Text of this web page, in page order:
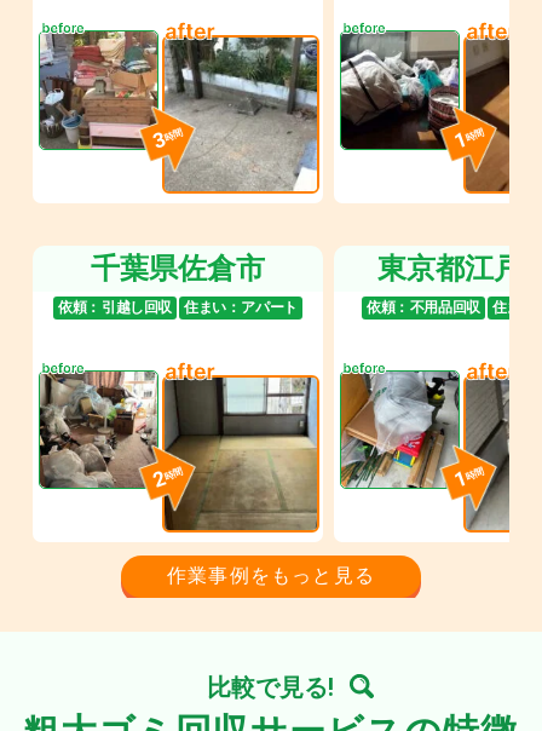
3時間 1時間
千葉県佐倉市
依頼： 引越し回収 住まい： アパート
2時間
東京都江戸
依頼： 不用品回収 住まい
1時間
作業事例をもっと見る
比較で見る!